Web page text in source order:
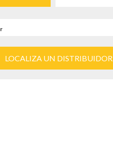
LOCALIZA UN DISTRIBUIDOR